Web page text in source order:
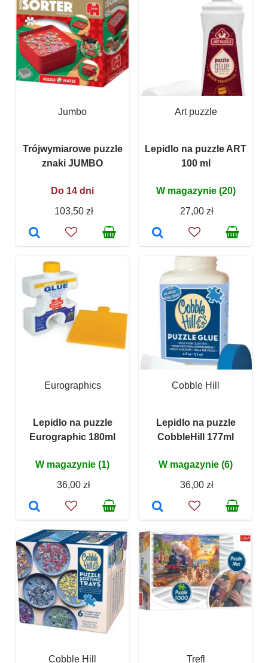
Jumbo
Trójwymiarowe puzzle
znaki JUMBO
Do 14 dni
103,50 zł
Art puzzle
Lepidlo na puzzle ART
100 ml
W magazynie (20)
27,00 zł
Eurographics
Lepidlo na puzzle
Eurographic 180ml
W magazynie (1)
36,00 zł
Cobble Hill
Lepidlo na puzzle
CobbleHill 177ml
W magazynie (6)
36,00 zł
Cobble Hill Trefl